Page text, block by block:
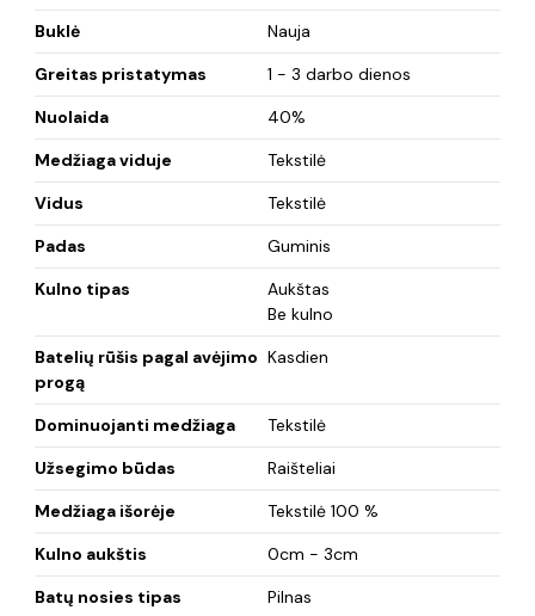
Buklė
Nauja
Greitas pristatymas
1 - 3 darbo dienos
Nuolaida
40%
Medžiaga viduje
Tekstilė
Vidus
Tekstilė
Padas
Guminis
Kulno tipas
Aukštas
Be kulno
Batelių rūšis pagal avėjimo
progą
Kasdien
Dominuojanti medžiaga
Tekstilė
Užsegimo būdas
Raišteliai
Medžiaga išorėje
Tekstilė 100 %
Kulno aukštis
0cm - 3cm
Batų nosies tipas
Pilnas